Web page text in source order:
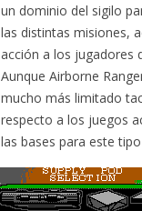
un dominio del sigilo
las distintas misiones,
acción a los jugadores
Aunque Airborne
mucho más limitado
respecto a los juegos
las bases para este